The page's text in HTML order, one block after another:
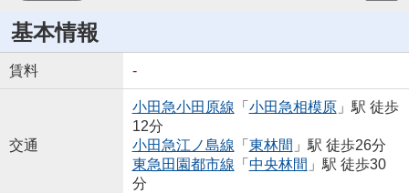
基本情報
賃料 -
交通
小田急小田原線 「 小田急相模原」駅 徒歩
12分
小田急江ノ島線 「 東林間 」駅 徒歩26分
東急田園都市線 「 中央林間 」駅 徒歩30
分